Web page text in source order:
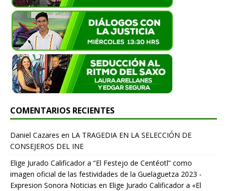
COMENTARIOS RECIENTES
Daniel Cazares en LA TRAGEDIA EN LA SELECCIÓN DE
CONSEJEROS DEL INE
Elige Jurado Calificador a “El Festejo de Centéotl” como
imagen oficial de las festividades de la Guelaguetza 2023 -
Expresion Sonora Noticias en Elige Jurado Calificador a «El